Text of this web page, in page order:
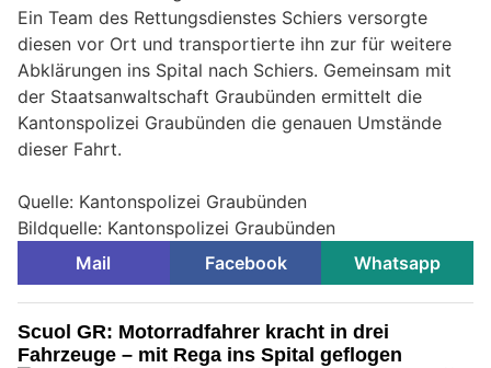
Ein Team des Rettungsdienstes Schiers versorgte
diesen vor Ort und transportierte ihn zur für weitere
Abklärungen ins Spital nach Schiers. Gemeinsam mit
der Staatsanwaltschaft Graubünden ermittelt die
Kantonspolizei Graubünden die genauen Umstände
dieser Fahrt.
Quelle: Kantonspolizei Graubünden
Bildquelle: Kantonspolizei Graubünden
Mail
Facebook Whatsapp
Scuol GR: Motorradfahrer kracht in drei
Fahrzeuge – mit Rega ins Spital geflogen